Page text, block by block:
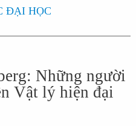
ĐẠI HỌC
Những người
Vật lý hiện đại